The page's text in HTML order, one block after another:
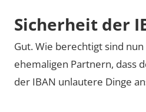
Sicherheit der
Gut. Wie berechtigt sind
ehemaligen Partnern, dass
der IBAN unlautere Dinge